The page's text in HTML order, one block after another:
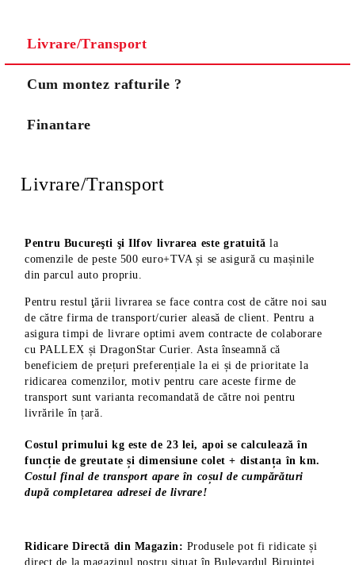
Livrare/Transport
Cum montez rafturile ?
Finantare
Livrare/Transport
Pentru Bucureşti şi Ilfov livrarea este gratuită la
comenzile de peste 500 euro+TVA și se asigură cu mașinile
din parcul auto propriu.
Pentru restul ţării livrarea se face contra cost de către noi sau
de către firma de transport/curier aleasă de client. Pentru a
asigura timpi de livrare optimi avem contracte de colaborare
cu PALLEX și DragonStar Curier. Asta înseamnă că
beneficiem de prețuri preferențiale la ei și de prioritate la
ridicarea comenzilor, motiv pentru care aceste firme de
transport sunt varianta recomandată de către noi pentru
livrările în țară.
Costul primului kg este de 23 lei, apoi se calculează în
funcție de greutate și dimensiune colet + distanța în km.
Costul final de transport apare în coșul de cumpărături
după completarea adresei de livrare!
Ridicare Directă din Magazin: Produsele pot fi ridicate și
direct de la magazinul nostru situat în Bulevardul Biruinței